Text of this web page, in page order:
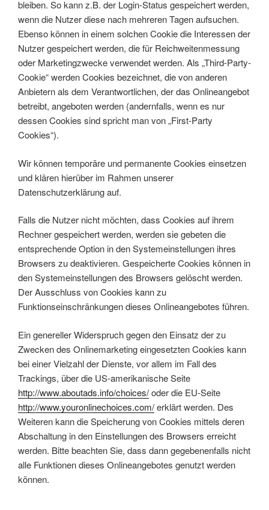
bleiben. So kann z.B. der Login-Status gespeichert werden,
wenn die Nutzer diese nach mehreren Tagen aufsuchen.
Ebenso können in einem solchen Cookie die Interessen der
Nutzer gespeichert werden, die für Reichweitenmessung
oder Marketingzwecke verwendet werden. Als „Third-Party-
Cookie“ werden Cookies bezeichnet, die von anderen
Anbietern als dem Verantwortlichen, der das Onlineangebot
betreibt, angeboten werden (andernfalls, wenn es nur
dessen Cookies sind spricht man von „First-Party
Cookies“).
Wir können temporäre und permanente Cookies einsetzen
und klären hierüber im Rahmen unserer
Datenschutzerklärung auf.
Falls die Nutzer nicht möchten, dass Cookies auf ihrem
Rechner gespeichert werden, werden sie gebeten die
entsprechende Option in den Systemeinstellungen ihres
Browsers zu deaktivieren. Gespeicherte Cookies können in
den Systemeinstellungen des Browsers gelöscht werden.
Der Ausschluss von Cookies kann zu
Funktionseinschränkungen dieses Onlineangebotes führen.
Ein genereller Widerspruch gegen den Einsatz der zu
Zwecken des Onlinemarketing eingesetzten Cookies kann
bei einer Vielzahl der Dienste, vor allem im Fall des
Trackings, über die US-amerikanische Seite
http://www.aboutads.info/choices/oder die EU-Seite
http://www.youronlinechoices.com/erklärt werden. Des
Weiteren kann die Speicherung von Cookies mittels deren
Abschaltung in den Einstellungen des Browsers erreicht
werden. Bitte beachten Sie, dass dann gegebenenfalls nicht
alle Funktionen dieses Onlineangebotes genutzt werden
können.